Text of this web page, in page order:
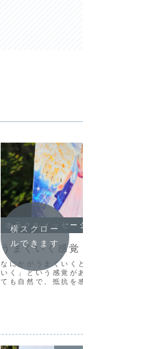
オラクルメッセージ
うまくいく感覚
なにかがうまくいくときって「はまって
いく」という感覚があります。それがと
ても自然で、抵抗を感じないんです。新
横スクロー
ルできます